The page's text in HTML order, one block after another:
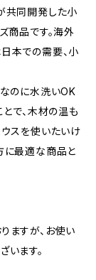
共同開発した小
商品です。海外
本での需要、小
のに水洗いOK
で、木材の温も
ウスを使いたいけ
に最適な商品と
ますが、お使い
います。